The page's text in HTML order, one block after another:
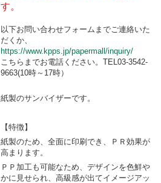
す。
以下お問い合わせフォームまでご連絡いた
だくか、
https://www.kpps.jp/papermall/inquiry/
こちらまでお電話ください。TEL03-3542-
9663(10時～17時）
紙製のサンバイザーです。
【特徴】
紙製のため、全面に印刷でき、ＰＲ効果が
高まります。
ＰＰ加工も可能なため、デザインを色鮮や
かに見せられ、高級感が出てイメージアッ